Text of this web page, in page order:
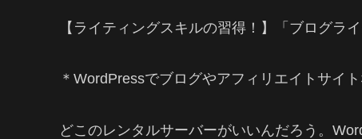
【ライティングスキルの習得！】「ブログラ
＊WordPressでブログやアフィリエイトサイ
どこのレンタルサーバーがいいんだろう。